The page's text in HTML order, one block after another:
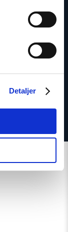
Detaljer